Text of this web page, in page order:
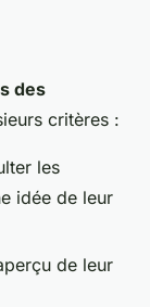
des
critères :
les
idée de leur
de leur